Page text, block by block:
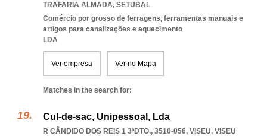
TRAFARIA ALMADA, SETUBAL
Comércio por grosso de ferragens, ferramentas manuais e
artigos para canalizações e aquecimento
LDA
Ver empresa Ver no Mapa
Matches in the search for:
Cul-de-sac, Unipessoal, Lda
R CÂNDIDO DOS REIS 1 3ºDTO., 3510-056, VISEU, VISEU